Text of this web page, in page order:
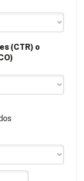
(CTR) o